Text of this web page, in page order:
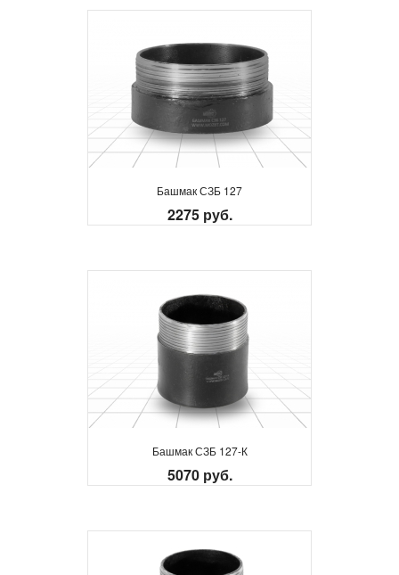
Башмак СЗБ 127
2275 руб.
Башмак СЗБ 127-К
5070 руб.